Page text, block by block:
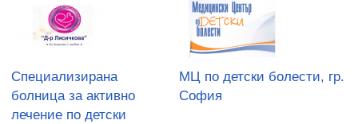
Специализирана
болница за активно
лечение по детски
МЦ по детски болести, гр.
София